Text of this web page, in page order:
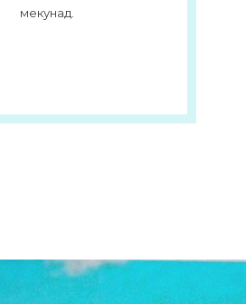
мекунад.